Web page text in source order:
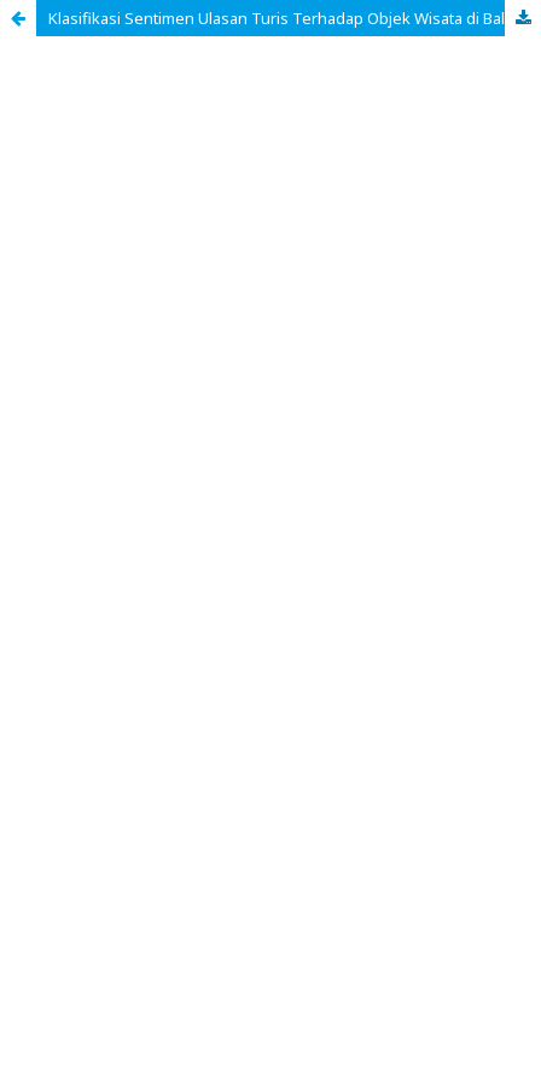
Klasifikasi Sentimen Ulasan Turis Terhadap Objek Wisata di Bali Menggunakan Support Vector Machine